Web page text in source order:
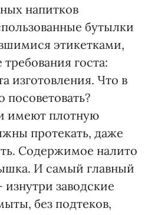
напитков
бутылки
этикетками,
госта:
изготовления. Что в
имеют плотную
протекать, даже
Содержимое налито
И самый главный
заводские
без подтеков,